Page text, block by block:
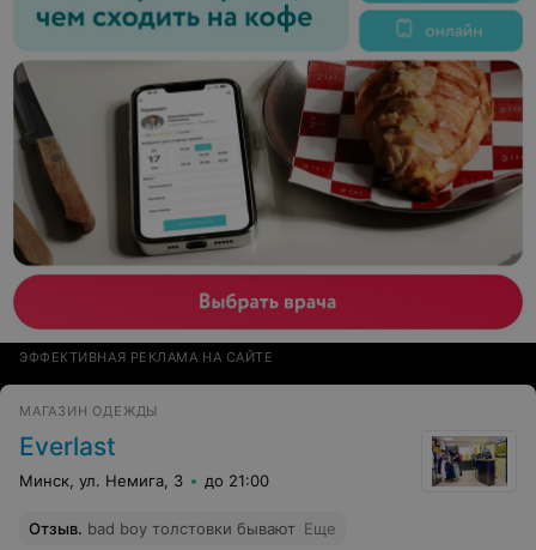
ЭФФЕКТИВНАЯ РЕКЛАМА НА САЙТЕ
МАГАЗИН ОДЕЖДЫ
Everlast
Минск, ул. Немига, 3 до 21:00
Отзыв. bad boy толстовки бывают Еще